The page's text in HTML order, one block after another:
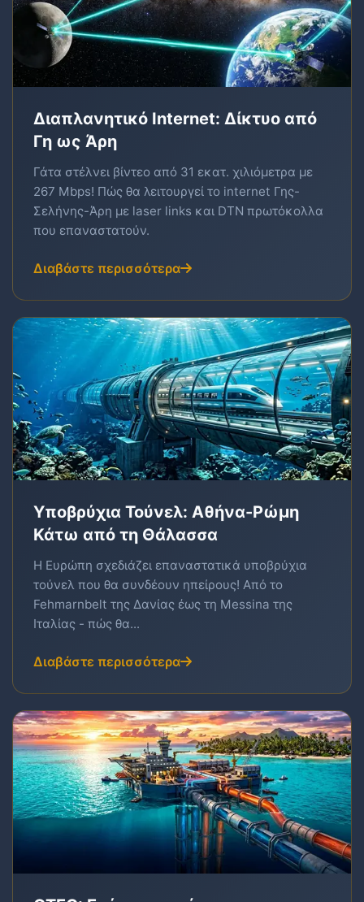
Διαπλανητικό Internet: Δίκτυο από
Γη ως Άρη
Γάτα στέλνει βίντεο από 31 εκατ. χιλιόμετρα με
267 Mbps! Πώς θα λειτουργεί το internet Γης-
Σελήνης-Άρη με laser links και DTN πρωτόκολλα
που επαναστατούν.
Διαβάστε περισσότερα
Υποβρύχια Τούνελ: Αθήνα-Ρώμη
Κάτω από τη Θάλασσα
Η Ευρώπη σχεδιάζει επαναστατικά υποβρύχια
τούνελ που θα συνδέουν ηπείρους! Από το
Fehmarnbelt της Δανίας έως τη Messina της
Ιταλίας - πώς θα...
Διαβάστε περισσότερα